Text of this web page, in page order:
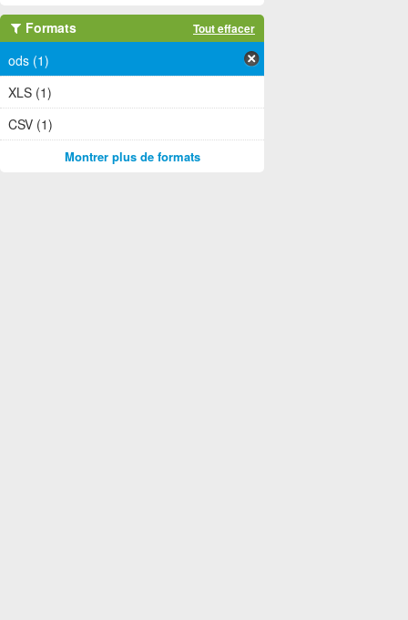
Formats Tout effacer
ods (1)
XLS (1)
CSV (1)
Montrer plus de formats